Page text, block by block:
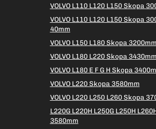
VOLVO L110 L120 L150 Skopa
VOLVO L110 L120 L150 Skopa
40mm
VOLVO L150 L180 Skopa 3200mm
VOLVO L180 L220 Skopa 3430mm
VOLVO L180 E F G H Skopa
VOLVO L220 Skopa 3580mm
VOLVO L220 L250 L260 Skopa
L220G L220H L250G L250H
3580mm